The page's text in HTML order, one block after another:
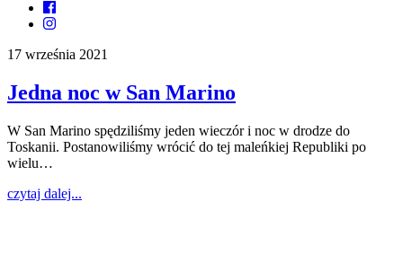
17 września 2021
Jedna noc w San Marino
W San Marino spędziliśmy jeden wieczór i noc w drodze do
Toskanii. Postanowiliśmy wrócić do tej maleńkiej Republiki po
wielu…
czytaj dalej...